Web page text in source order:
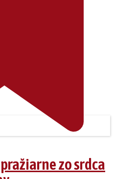
zo srdca